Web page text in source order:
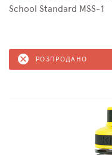
School Standard MSS-1
РОЗПРОДАНО